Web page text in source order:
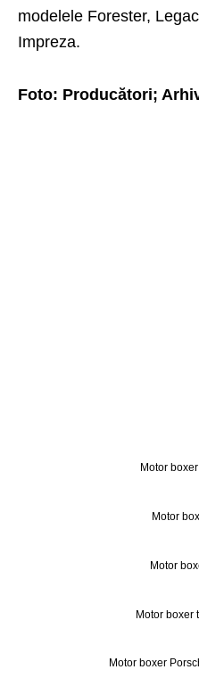
modelele Forester,
Impreza.
Foto: Producători;
Motor
Motor
Motor
Motor boxer
Motor boxer